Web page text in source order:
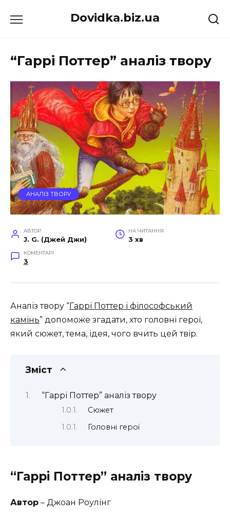
до
Dovidka.biz.ua
“Гаррі Поттер” аналіз твору
АНАЛІЗ ТВОРУ
АВТОР
J. G. (Джей Джи)
НА ЧИТАННЯ
3 хв
КОМЕНТАРІ
3
Аналіз твору “Гаррі Поттер і філософський
камінь” допоможе згадати, хто головні герої,
який сюжет, тема, ідея, чого вчить цей твір.
Зміст
“Гаррі Поттер” аналіз твору
Сюжет
Головні герої
“Гаррі Поттер” аналіз твору
Автор – Джоан Роулінг